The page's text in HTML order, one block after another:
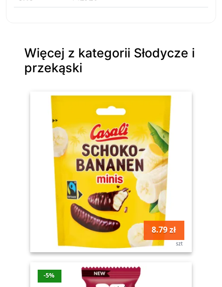
Więcej z kategorii Słodycze i
przekąski
8.79 zł
szt
-5%